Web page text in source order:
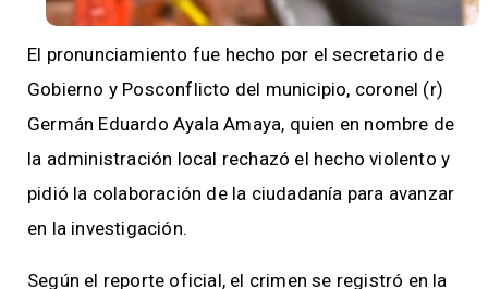
El pronunciamiento fue hecho por el secretario de
Gobierno y Posconflicto del municipio, coronel (r)
Germán Eduardo Ayala Amaya, quien en nombre de
la administración local rechazó el hecho violento y
pidió la colaboración de la ciudadanía para avanzar
en la investigación.
Según el reporte oficial, el crimen se registró en la